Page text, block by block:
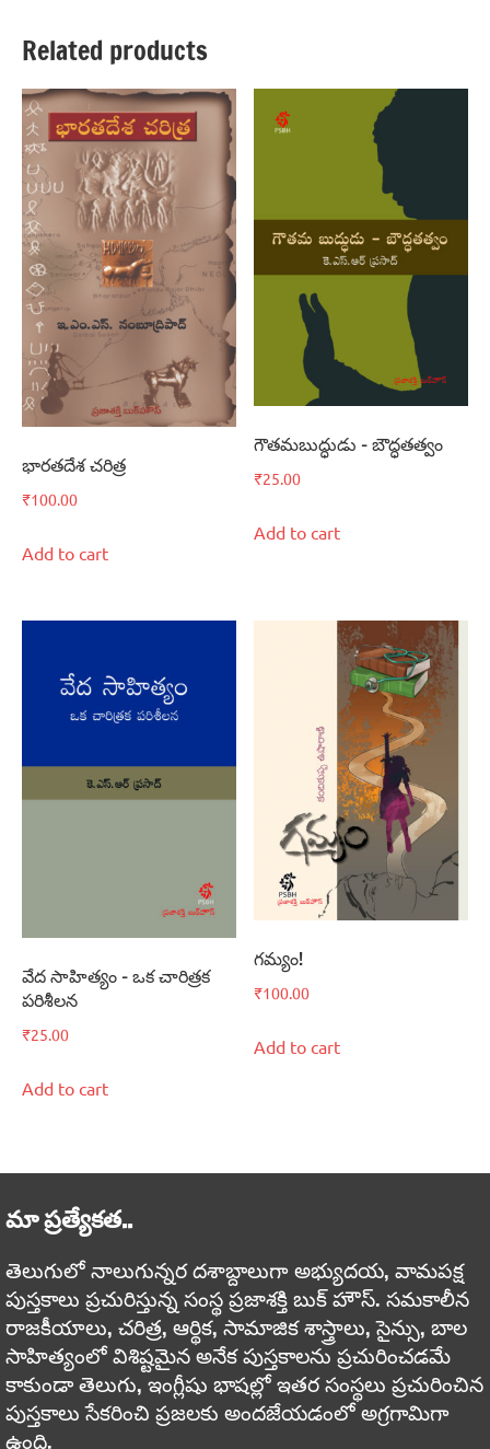
Related products
భారతదేశ చరిత్ర
₹100.00
Add to cart
గౌతమబుద్ధుడు – బౌద్ధతత్వం
₹25.00
Add to cart
వేద సాహిత్యం – ఒక చారిత్రక
పరిశీలన
₹25.00
Add to cart
గమ్యం!
₹100.00
Add to cart
మా ప్రత్యేకత..
తెలుగులో నాలుగున్నర దశాబ్దాలుగా అభ్యుదయ, వామపక్ష
పుస్తకాలు ప్రచురిస్తున్న సంస్థ ప్రజాశక్తి బుక్ హౌస్. సమకాలీన
రాజకీయాలు, చరిత్ర, ఆర్థిక, సామాజిక శాస్త్రాలు, సైన్సు, బాల
సాహిత్యంలో విశిష్టమైన అనేక పుస్తకాలను ప్రచురించడమే
కాకుండా తెలుగు, ఇంగ్లీషు భాషల్లో ఇతర సంస్థలు ప్రచురించిన
పుస్తకాలు సేకరించి ప్రజలకు అందజేయడంలో అగ్రగామిగా
ఉంది.